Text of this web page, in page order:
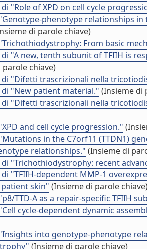
"Role of XPD on cell cycle
phenotype relationships
di parole chiave)
From basic
di "A new, tenth subunit of TFIIH is
parole chiave)
di "Difetti trascrizionali nella
di "New patient material." (Insieme di
di "Difetti trascrizionali nella
and cell cycle progression."
in the C7orf11 (TTDN1)
relationships." (Insieme di
di "Trichothiodystrophy: recent
di "TFIIH-dependent MMP-1
skin" (Insieme di parole chiave)
TTD-A as a repair-specific TFIIH
cycle-dependent dynamic
into genotype-phenotype
(Insieme di parole chiave)